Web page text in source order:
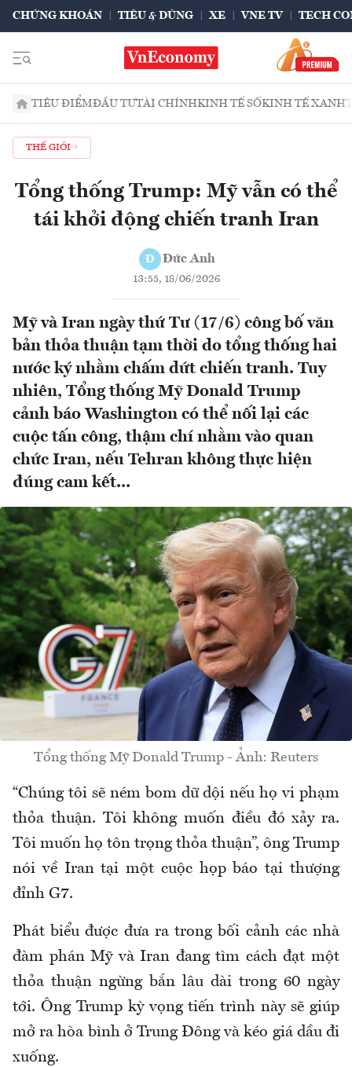
CHỨNG KHOÁN TIÊU & DÙNG XE VNE TV TECH
TIÊU ĐIỂMĐẦU TƯTÀI CHÍNHKINH TẾ SỐKINH TẾ XANH
THẾ GIỚI
Tổng thống Trump: Mỹ vẫn có thể
tái khởi động chiến tranh Iran
Đ Đức Anh
13:55, 18/06/2026
Mỹ và Iran ngày thứ Tư (17/6) công bố văn
bản thỏa thuận tạm thời do tổng thống hai
nước ký nhằm chấm dứt chiến tranh. Tuy
nhiên, Tổng thống Mỹ Donald Trump
cảnh báo Washington có thể nối lại các
cuộc tấn công, thậm chí nhằm vào quan
chức Iran, nếu Tehran không thực hiện
đúng cam kết...
Tổng thống Mỹ Donald Trump - Ảnh: Reuters
“Chúng tôi sẽ ném bom dữ dội nếu họ vi phạm
thỏa thuận. Tôi không muốn điều đó xảy ra.
Tôi muốn họ tôn trọng thỏa thuận”, ông Trump
nói về Iran tại một cuộc họp báo tại thượng
đỉnh G7.
Phát biểu được đưa ra trong bối cảnh các nhà
đàm phán Mỹ và Iran đang tìm cách đạt một
thỏa thuận ngừng bắn lâu dài trong 60 ngày
tới. Ông Trump kỳ vọng tiến trình này sẽ giúp
mở ra hòa bình ở Trung Đông và kéo giá dầu đi
xuống.